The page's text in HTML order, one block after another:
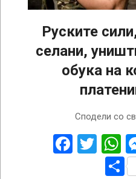
Руските
селани,
обука на
Сподели со